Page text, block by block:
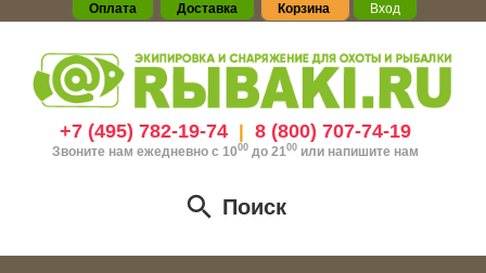
Оплата Доставка Корзина Вход
+7 (495) 782-19-74| 8 (800) 707-74-19
Звоните нам ежедневно с 1000до 21 00 или напишите нам
Поиск